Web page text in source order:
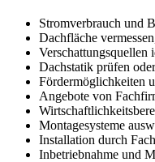
Stromverbrauch und
Dachfläche
Verschattungsquellen
Dachstatik prüfen
Fördermöglichkeiten
Angebote von
Montagesysteme
Installation durch
Inbetriebnahme und